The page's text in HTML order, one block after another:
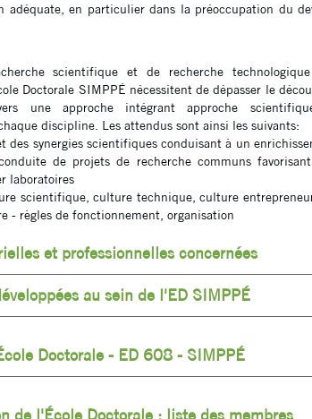
adéquate, en particulier dans la préoccupation du
scientifique et de recherche
Doctorale SIMPPÉ nécessitent de dépasser le
une approche intégrant approche
discipline. Les attendus sont ainsi les suivants:
synergies scientifiques conduisant à un
de projets de recherche communs
laboratoires
scientifique, culture technique, culture
- règles de fonctionnement, organisation
et professionnelles concernées
au sein de l'ED SIMPPÉ
Doctorale - ED 608 - SIMPPÉ